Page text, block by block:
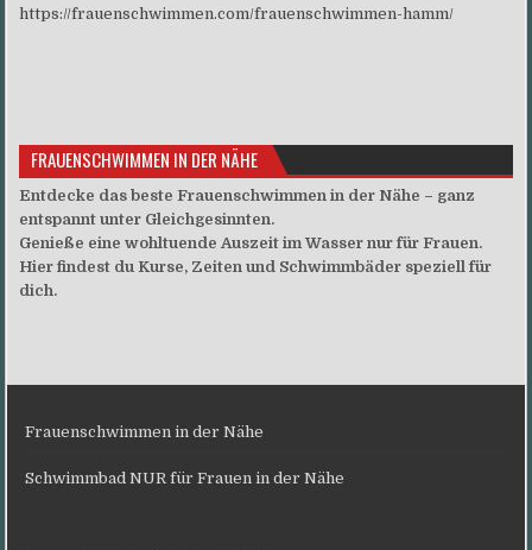
https://frauenschwimmen.com/frauenschwimmen-hamm/
FRAUENSCHWIMMEN IN DER NÄHE
Entdecke das beste Frauenschwimmen in der Nähe – ganz
entspannt unter Gleichgesinnten.
Genieße eine wohltuende Auszeit im Wasser nur für Frauen.
Hier findest du Kurse, Zeiten und Schwimmbäder speziell für
dich.
Frauenschwimmen in der Nähe
Schwimmbad NUR für Frauen in der Nähe